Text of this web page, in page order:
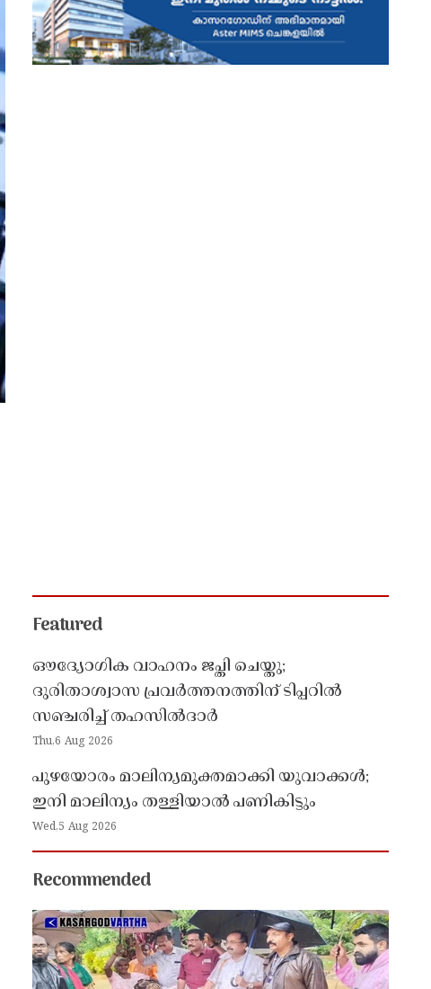
Featured
ഔദ്യോഗിക വാഹനം ജപ്തി ചെയ്തു;
ദുരിതാശ്വാസ പ്രവർത്തനത്തിന് ടിപ്പറിൽ
സഞ്ചരിച്ച് തഹസിൽദാർ
Thu,6 Aug 2026
പുഴയോരം മാലിന്യമുക്തമാക്കി യുവാക്കൾ;
ഇനി മാലിന്യം തള്ളിയാൽ പണികിട്ടും
Wed,5 Aug 2026
Recommended